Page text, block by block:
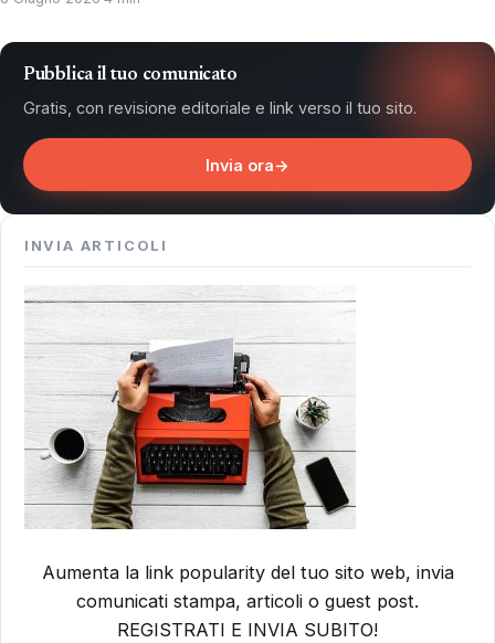
Pubblica il tuo comunicato
Gratis, con revisione editoriale e link verso il tuo sito.
Invia ora→
INVIA ARTICOLI
Aumenta la link popularity del tuo sito web, invia
comunicati stampa, articoli o guest post.
REGISTRATI E INVIA SUBITO!